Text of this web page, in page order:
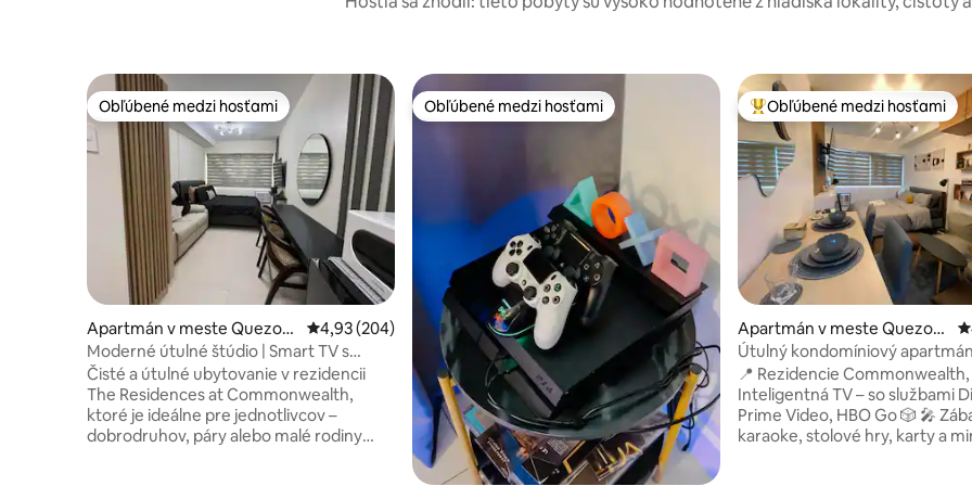
Obľúbené medzi hosťami
Obľúbené medzi hosťami
Apartmán v meste Quezon
City
Priemerné ohodnotenie 4,93 z 5, počet hodnotení: 204
4,93 (204)
Moderné útulné štúdio | Smart TV s
Netflixom a Disney+
Čisté a útulné ubytovanie v rezidencii
The Residences at Commonwealth,
ktoré je ideálne pre jednotlivcov –
dobrodruhov, páry alebo malé rodiny
Obľúbené medzi hosťami
Obľúbené medzi hosťami Najobľúbenejšie medzi hosťami
Obľúbené medzi hosťami
Apartmán v meste Quezon
City
Útulný kondomíniový
Quezon City
📍 Rezidencie Commonwealth,
Inteligentná TV – so službami
Prime Video, HBO Go 🎲 🎤
karaoke, stolové hry, karty a